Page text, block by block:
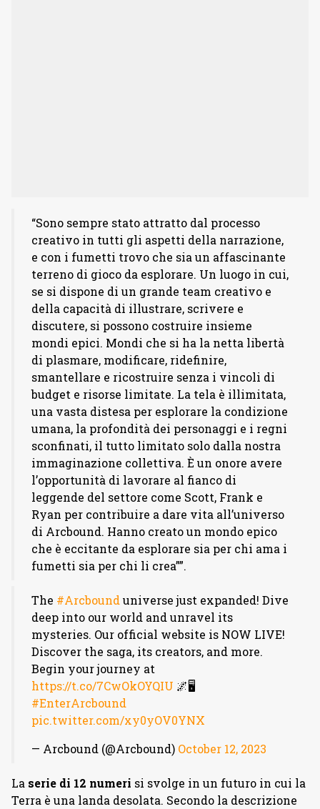
“Sono sempre stato attratto dal processo
creativo in tutti gli aspetti della narrazione,
e con i fumetti trovo che sia un affascinante
terreno di gioco da esplorare. Un luogo in cui,
se si dispone di un grande team creativo e
della capacità di illustrare, scrivere e
discutere, si possono costruire insieme
mondi epici. Mondi che si ha la netta libertà
di plasmare, modificare, ridefinire,
smantellare e ricostruire senza i vincoli di
budget e risorse limitate. La tela è illimitata,
una vasta distesa per esplorare la condizione
umana, la profondità dei personaggi e i regni
sconfinati, il tutto limitato solo dalla nostra
immaginazione collettiva. È un onore avere
l’opportunità di lavorare al fianco di
leggende del settore come Scott, Frank e
Ryan per contribuire a dare vita all’universo
di Arcbound. Hanno creato un mondo epico
che è eccitante da esplorare sia per chi ama i
fumetti sia per chi li crea””.
The #Arcbounduniverse just expanded! Dive
deep into our world and unravel its
mysteries. Our official website is NOW LIVE!
Discover the saga, its creators, and more.
Begin your journey at
https://t.co/7CwOkOYQIU 🌌🖥️
#EnterArcbound
pic.twitter.com/xy0yOV0YNX
— Arcbound (@Arcbound) October 12, 2023
La serie di 12 numeri si svolge in un futuro in cui la
Terra è una landa desolata. Secondo la descrizione